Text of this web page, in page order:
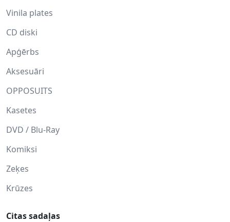
Vinila plates
CD diski
Apģērbs
Aksesuāri
OPPOSUITS
Kasetes
DVD / Blu-Ray
Komiksi
Zeķes
Krūzes
Citas sadaļas